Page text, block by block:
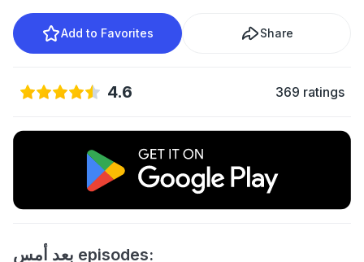
Add to Favorites Share
4.6 369 ratings
بعد أمس episodes: